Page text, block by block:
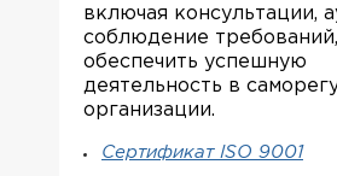
включая консультации,
соблюдение
обеспечить успешную
деятельность в
организации.
Сертификат ISO 9001